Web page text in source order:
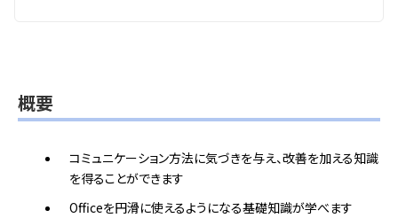
概要
コミュニケーション方法に気づきを与え、改善を加える知識
を得ることができます
Officeを円滑に使えるようになる基礎知識が学べます